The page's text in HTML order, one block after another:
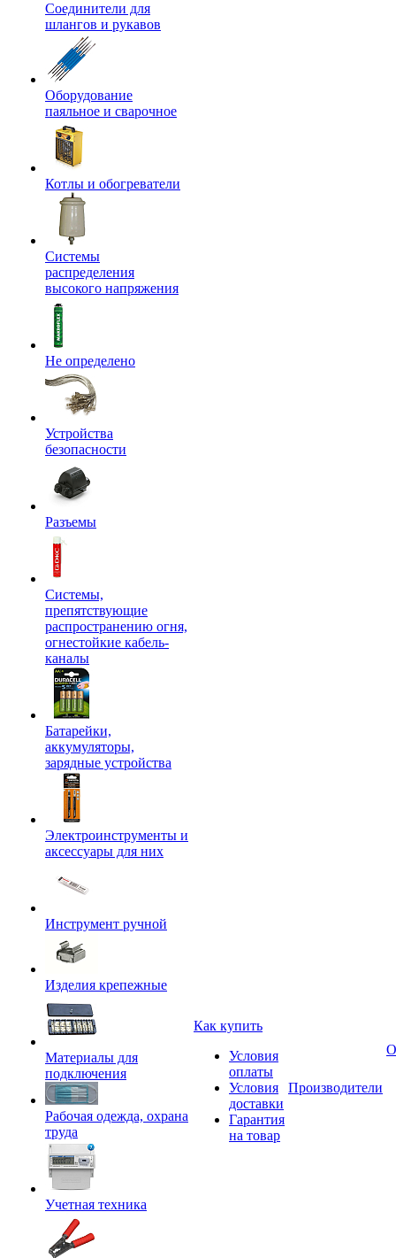
Соединители для
шлангов и рукавов
Оборудование
паяльное и сварочное
Котлы и обогреватели
Системы
распределения
высокого напряжения
Не определено
Устройства
безопасности
Разъемы
Системы,
препятствующие
распространению огня,
огнестойкие кабель-
каналы
Батарейки,
аккумуляторы,
зарядные устройства
Электроинструменты и
аксессуары для них
Инструмент ручной
Изделия крепежные
Материалы для
подключения
Рабочая одежда, охрана
труда
Учетная техника
Как купить
Условия
оплаты
Условия
доставки
Гарантия
на товар
Производители